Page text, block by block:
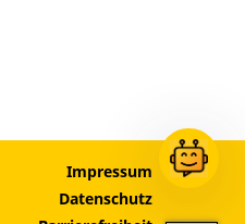
Impressum
Datenschutz